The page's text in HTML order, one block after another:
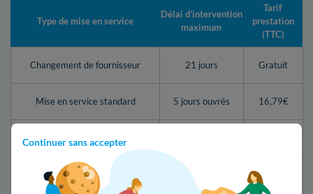
Continuer sans accepter
Type de mise en service
Délai d’intervention
maximum
Tarif
prestation
(TTC)
Changement de fournisseur 21 jours Gratuit
Mise en service standard 5 jours ouvrés 16,79€
Mise en service express
Mise en service d’urgence
24h après la
souscription
149,19€